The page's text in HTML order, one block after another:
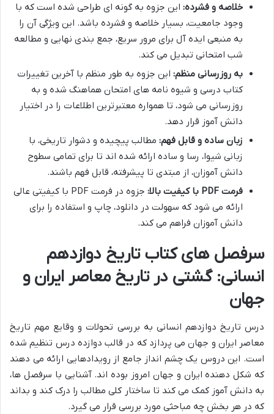
خلاصه و فشرده: این جزوه به گونه ای طراحی شده است که با
وجود جامعیت، بسیار خلاصه و فشرده باشد. این ویژگی آن را
به منبعی ایده آل برای مرور سریع، جمع بندی نهایی و مطالعه
شب امتحانی تبدیل می کند.
به روزرسانی منظم: این جزوه به طور منظم با آخرین تغییرات
کتاب درسی و شیوه نامه های امتحان هماهنگ شده و به
روزرسانی می شود، تا همواره معتبرترین اطلاعات را در اختیار
دانش آموز قرار دهد.
زبان ساده و قابل فهم: مطالب پیچیده و دشوار تاریخی، با
زبانی شیوا، رسا و ساده ارائه شده اند تا برای تمامی سطوح
دانش آموزان، از مبتدی تا پیشرفته، قابل فهم باشند.
فرمت PDF با کیفیت بالا:
جزوه در فرمت PDF با کیفیتی عالی
ارائه می شود که سهولت در دانلود، چاپ و استفاده را برای
دانش آموزان فراهم می کند.
سرفصل های کتاب تاریخ دوازدهم
انسانی: گشتی در تاریخ معاصر ایران و
جهان
درس تاریخ دوازدهم انسانی به بررسی تحولات و وقایع مهم تاریخ
معاصر ایران و جهان می پردازد که در قالب دوازده درس تنظیم شده
است. این دروس یک چشم انداز جامع از رویدادهایی ارائه می دهند
که شکل دهنده ایران و جهان امروز بوده اند. آشنایی با سرفصل ها،
به دانش آموز کمک می کند تا ساختار کلی مطالب را درک کند و بداند
که در هر بخش چه مباحثی مورد بررسی قرار می گیرد.